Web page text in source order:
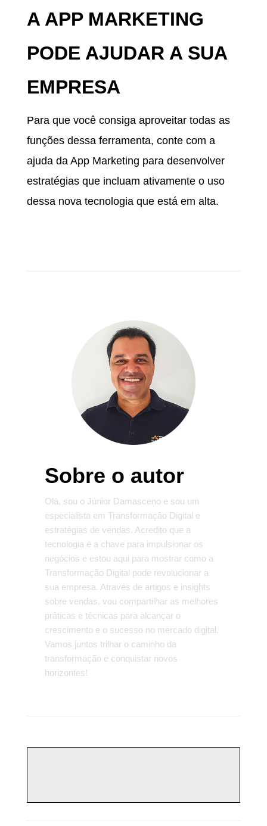
A APP MARKETING
PODE AJUDAR A SUA
EMPRESA
Para que você consiga aproveitar todas as
funções dessa ferramenta, conte com a
ajuda da App Marketing para desenvolver
estratégias que incluam ativamente o uso
dessa nova tecnologia que está em alta.
Sobre o autor
Olá, sou o Júnior Damasceno e sou um
especialista em Transformação Digital e
estratégias de vendas. Acredito que a
tecnologia é a chave para impulsionar os
negócios e estou aqui para mostrar como a
Transformação Digital pode revolucionar a
sua empresa. Através de artigos e insights
sobre vendas, vou compartilhar as melhores
práticas e técnicas para alcançar o
crescimento e o sucesso no mercado digital.
Vamos juntos trilhar o caminho da
transformação e conquistar novos
horizontes!